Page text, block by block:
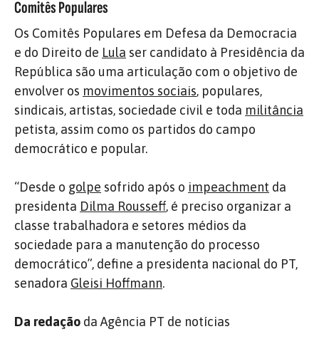
Comitês Populares
Os Comitês Populares em Defesa da Democracia
e do Direito de Lula ser candidato à Presidência da
República são uma articulação com o objetivo de
envolver os movimentos sociais, populares,
sindicais, artistas, sociedade civil e toda militância
petista, assim como os partidos do campo
democrático e popular.
“Desde o golpe sofrido após o impeachment da
presidenta Dilma Rousseff, é preciso organizar a
classe trabalhadora e setores médios da
sociedade para a manutenção do processo
democrático”, define a presidenta nacional do PT,
senadora Gleisi Hoffmann.
Da redação da Agência PT de notícias